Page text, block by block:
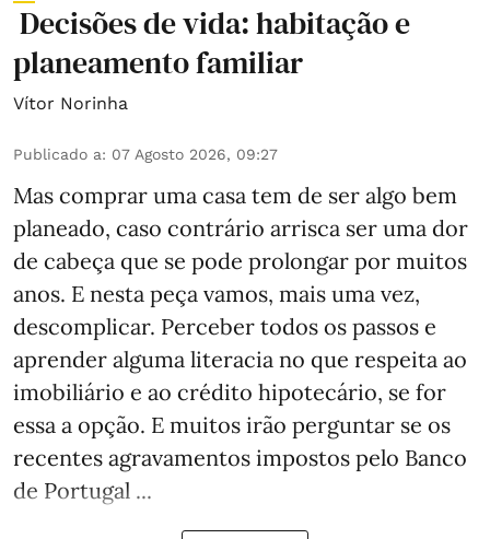
Decisões de vida: habitação e
planeamento familiar
Vítor Norinha
Publicado a: 07 Agosto 2026, 09:27
Mas comprar uma casa tem de ser algo bem
planeado, caso contrário arrisca ser uma dor
de cabeça que se pode prolongar por muitos
anos. E nesta peça vamos, mais uma vez,
descomplicar. Perceber todos os passos e
aprender alguma literacia no que respeita ao
imobiliário e ao crédito hipotecário, se for
essa a opção. E muitos irão perguntar se os
recentes agravamentos impostos pelo Banco
de Portugal ...